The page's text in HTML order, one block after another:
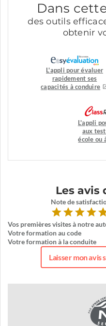
Dans
des outils
obtenir
L'appli pour évaluer
rapidement ses
capacités à conduire
L'appli
aux
école ou
Les avis
Note de
Vos premières visites à notre
Votre formation au code
Votre formation à la conduite
Laisser mon avis